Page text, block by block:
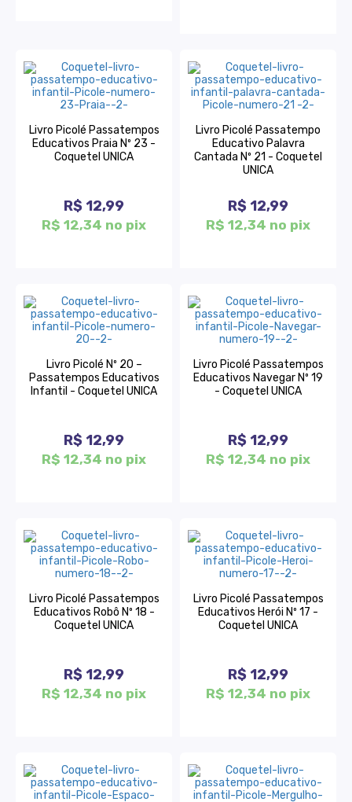
Livro Picolé Passatempos
Educativos Praia Nº 23 -
Coquetel UNICA
R$ 12,99
R$ 12,34 no pix
Livro Picolé Passatempo
Educativo Palavra
Cantada Nº 21 - Coquetel
UNICA
R$ 12,99
R$ 12,34 no pix
Livro Picolé Nº 20 –
Passatempos Educativos
Infantil - Coquetel UNICA
R$ 12,99
R$ 12,34 no pix
Livro Picolé Passatempos
Educativos Navegar Nº 19
- Coquetel UNICA
R$ 12,99
R$ 12,34 no pix
Livro Picolé Passatempos
Educativos Robô Nº 18 -
Coquetel UNICA
R$ 12,99
R$ 12,34 no pix
Livro Picolé Passatempos
Educativos Herói Nº 17 -
Coquetel UNICA
R$ 12,99
R$ 12,34 no pix